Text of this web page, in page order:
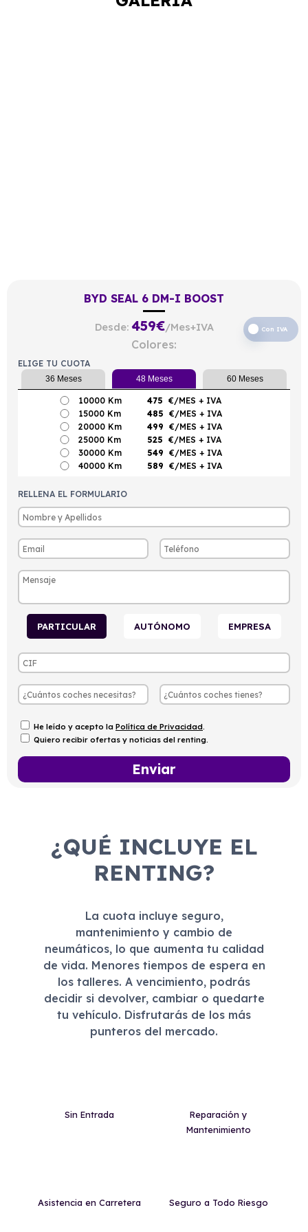
BYD SEAL 6 DM-I BOOST
Desde: 459€/Mes+IVA Con IVA
Colores:
ELIGE TU CUOTA
36 Meses 48 Meses 60 Meses
10000 Km 475 €/MES + IVA
15000 Km
485 €/MES + IVA
20000 Km
499 €/MES + IVA
25000 Km
525 €/MES + IVA
30000 Km
549 €/MES + IVA
40000 Km
589 €/MES + IVA
RELLENA EL FORMULARIO
PARTICULAR AUTÓNOMO EMPRESA
He leído y acepto la Política de Privacidad.
Quiero recibir ofertas y noticias del renting.
¿QUÉ INCLUYE EL
RENTING?
La cuota incluye seguro,
mantenimiento y cambio de
neumáticos, lo que aumenta tu calidad
de vida. Menores tiempos de espera en
los talleres. A vencimiento, podrás
decidir si devolver, cambiar o quedarte
tu vehículo. Disfrutarás de los más
punteros del mercado.
Sin Entrada
Reparación y
Mantenimiento
Asistencia en Carretera Seguro a Todo Riesgo